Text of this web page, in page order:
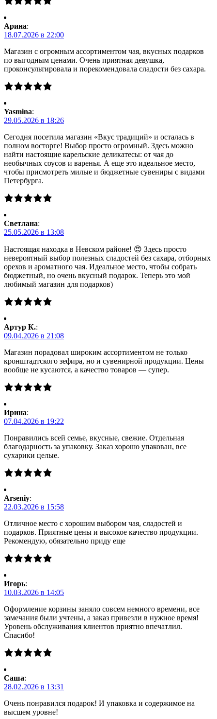
Арина:
18.07.2026 в 22:00
Магазин с огромным ассортиментом чая, вкусных подарков
по выгодным ценами. Очень приятная девушка,
проконсультировала и порекомендовала сладости без сахара.
Yasmina:
29.05.2026 в 18:26
Сегодня посетила магазин «Вкус традиций» и осталась в
полном восторге! Выбор просто огромный. Здесь можно
найти настоящие карельские деликатесы: от чая до
необычных соусов и варенья. А еще это идеальное место,
чтобы присмотреть милые и бюджетные сувениры с видами
Петербурга.
Светлана:
25.05.2026 в 13:08
Настоящая находка в Невском районе! 😍 Здесь просто
невероятный выбор полезных сладостей без сахара, отборных
орехов и ароматного чая. Идеальное место, чтобы собрать
бюджетный, но очень вкусный подарок. Теперь это мой
любимый магазин для подарков)
Артур К.:
09.04.2026 в 21:08
Магазин порадовал широким ассортиментом не только
кронштадтского зефира, но и сувенирной продукции. Цены
вообще не кусаются, а качество товаров — супер.
Ирина:
07.04.2026 в 19:22
Понравились всей семье, вкусные, свежие. Отдельная
благодарность за упаковку. Заказ хорошо упакован, все
сухарики целые.
Arseniy:
22.03.2026 в 15:58
Отличное место с хорошим выбором чая, сладостей и
подарков. Приятные цены и высокое качество продукции.
Рекомендую, обязательно приду еще
Игорь:
10.03.2026 в 14:05
Оформление корзины заняло совсем немного времени, все
замечания были учтены, а заказ привезли в нужное время!
Уровень обслуживания клиентов приятно впечатлил.
Спасибо!
Саша:
28.02.2026 в 13:31
Очень понравился подарок! И упаковка и содержимое на
высшем уровне!